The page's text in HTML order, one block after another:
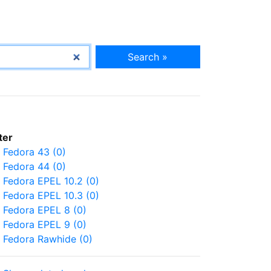
Search »
Fedora 43 (0)
Fedora 44 (0)
Fedora EPEL 10.2 (0)
Fedora EPEL 10.3 (0)
Fedora EPEL 8 (0)
Fedora EPEL 9 (0)
Fedora Rawhide (0)